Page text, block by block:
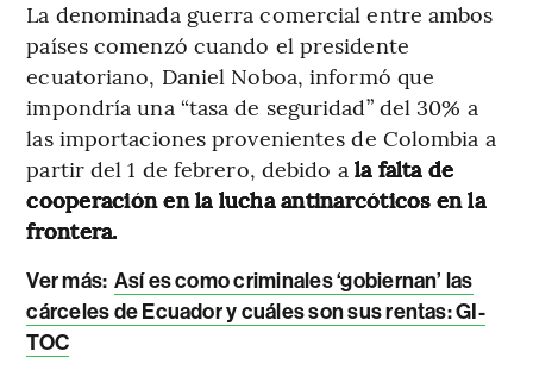
La denominada guerra comercial entre ambos
países comenzó cuando el presidente
ecuatoriano, Daniel Noboa, informó que
impondría una “tasa de seguridad” del 30% a
las importaciones provenientes de Colombia a
partir del 1 de febrero, debido a la falta de
cooperación en la lucha antinarcóticos en la
frontera.
Ver más: Así es como criminales ‘gobiernan’ las
cárceles de Ecuador y cuáles son sus rentas: GI-
TOC